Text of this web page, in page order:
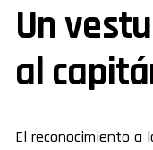
Un
al
El reconocimiento